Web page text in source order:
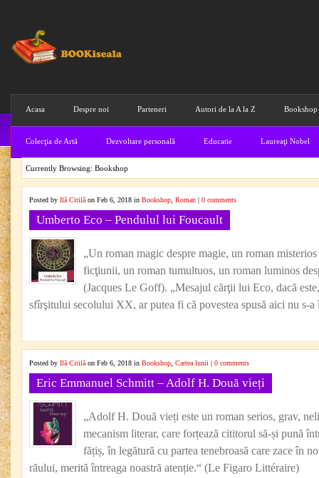
Acasa Despre noi Parteneri Autori de la A la Z Bookshop
Colecţia de Artă Dezvoltare personală Educatie Laureaţi Nobel
Currently Browsing: Bookshop
Posted by Ilă Citilă on Feb 6, 2018 in Bookshop Roman | 0 comments
Umberto Eco – Pendulul lui Foucault
„Un roman magic despre magie, un roman
ficţiunii, un roman tumultuos, un roman luminos
(Jacques Le Goff). „Mesajul cărţii lui Eco, dacă
sfîrşitului secolului XX, ar putea fi că povestea spusă aici nu s-a
Posted by Ilă Citilă on Feb 6, 2018 in Bookshop Cartea lunii | 0 comments
Eric Emmanuel Schmitt – Adolf H. Două vieți
„Adolf H. Două vieți este un roman serios, grav,
mecanism literar, care forțează cititorul să-și pună
fățiș, în legătură cu partea tenebroasă care zace în
răului, merită întreaga noastră atenție.“ (Le Figaro Littéraire)